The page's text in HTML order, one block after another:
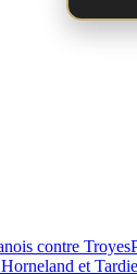
contre Troyes
et